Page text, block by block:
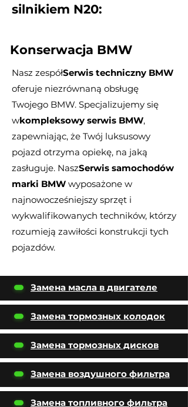
silnikiem N20:
Konserwacja BMW
Nasz zespółSerwis techniczny BMW
oferuje niezrównaną obsługę
Twojego BMW. Specjalizujemy się
wkompleksowy serwis BMW,
zapewniając, że Twój luksusowy
pojazd otrzyma opiekę, na jaką
zasługuje. NaszSerwis samochodów
marki BMW wyposażone w
najnowocześniejszy sprzęt i
wykwalifikowanych techników, którzy
rozumieją zawiłości konstrukcji tych
pojazdów.
Замена масла в двигателе
Замена тормозных колодок
Замена тормозных дисков
Замена воздушного фильтра
Замена топливного фильтра